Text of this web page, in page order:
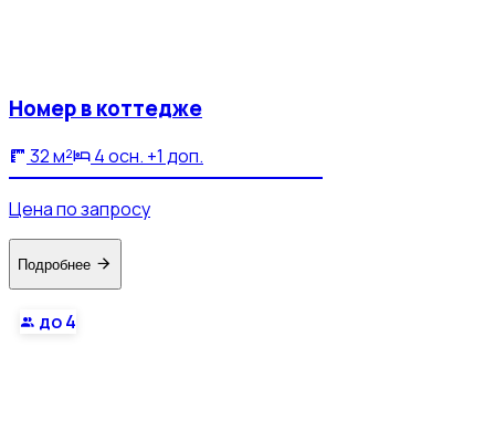
Номер в коттедже
32 м² 4 осн. +1 доп.
Цена по запросу
Подробнее
до 4